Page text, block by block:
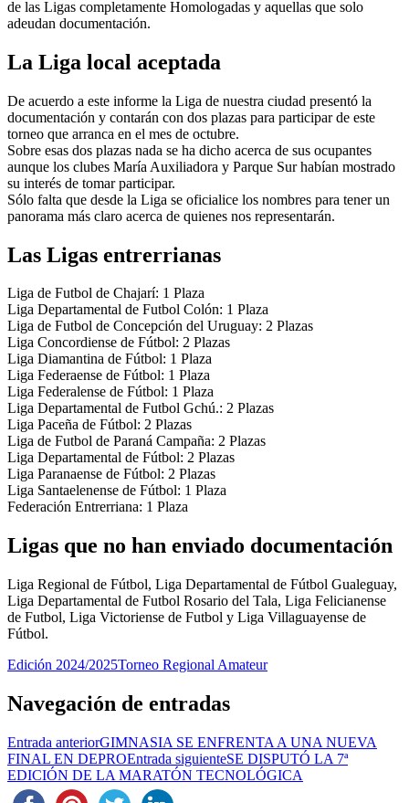
de las Ligas completamente Homologadas y aquellas que solo
adeudan documentación.
La Liga local aceptada
De acuerdo a este informe la Liga de nuestra ciudad presentó la
documentación y contarán con dos plazas para participar de este
torneo que arranca en el mes de octubre.
Sobre esas dos plazas nada se ha dicho acerca de sus ocupantes
aunque los clubes María Auxiliadora y Parque Sur habían mostrado
su interés de tomar participar.
Sólo falta que desde la Liga se oficialice los nombres para tener un
panorama más claro acerca de quienes nos representarán.
Las Ligas entrerrianas
Liga de Futbol de Chajarí: 1 Plaza
Liga Departamental de Futbol Colón: 1 Plaza
Liga de Futbol de Concepción del Uruguay: 2 Plazas
Liga Concordiense de Fútbol: 2 Plazas
Liga Diamantina de Fútbol: 1 Plaza
Liga Federaense de Fútbol: 1 Plaza
Liga Federalense de Fútbol: 1 Plaza
Liga Departamental de Futbol Gchú.: 2 Plazas
Liga Paceña de Fútbol: 2 Plazas
Liga de Futbol de Paraná Campaña: 2 Plazas
Liga Departamental de Fútbol: 2 Plazas
Liga Paranaense de Fútbol: 2 Plazas
Liga Santaelenense de Fútbol: 1 Plaza
Federación Entrerriana: 1 Plaza
Ligas que no han enviado documentación
Liga Regional de Fútbol, Liga Departamental de Fútbol Gualeguay,
Liga Departamental de Futbol Rosario del Tala, Liga Felicianense
de Futbol, Liga Victoriense de Futbol y Liga Villaguayense de
Fútbol.
Edición 2024/2025Torneo Regional Amateur
Navegación de entradas
Entrada anteriorGIMNASIA SE ENFRENTA A UNA NUEVA
FINAL EN DEPROEntrada siguienteSE DISPUTÓ LA 7ª
EDICIÓN DE LA MARATÓN TECNOLÓGICA